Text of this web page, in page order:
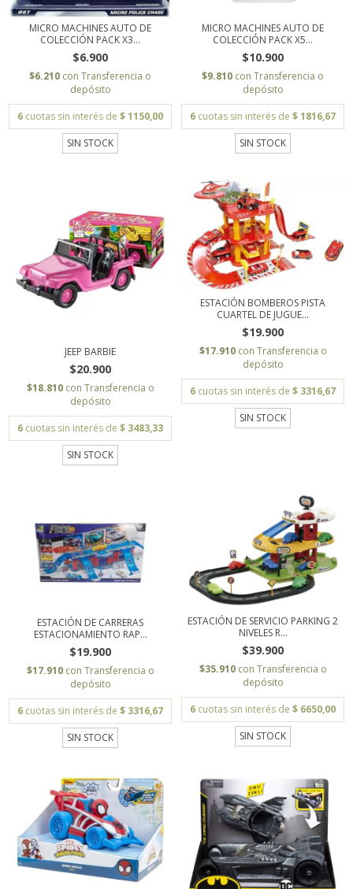
MICRO MACHINES AUTO DE
COLECCIÓN PACK X3...
$6.900
$6.210 con Transferencia o
depósito
6 cuotas sin interés de $ 1150,00
SIN STOCK
MICRO MACHINES AUTO DE
COLECCIÓN PACK X5...
$10.900
$9.810 con Transferencia o
depósito
6 cuotas sin interés de $ 1816,67
SIN STOCK
JEEP BARBIE
$20.900
$18.810 con Transferencia o
depósito
6 cuotas sin interés de $ 3483,33
SIN STOCK
ESTACIÓN BOMBEROS PISTA
CUARTEL DE JUGUE...
$19.900
$17.910 con Transferencia o
depósito
6 cuotas sin interés de $ 3316,67
SIN STOCK
ESTACIÓN DE CARRERAS
ESTACIONAMIENTO RAP...
$19.900
$17.910 con Transferencia o
depósito
6 cuotas sin interés de $ 3316,67
SIN STOCK
ESTACIÓN DE SERVICIO PARKING 2
NIVELES R...
$39.900
$35.910 con Transferencia o
depósito
6 cuotas sin interés de $ 6650,00
SIN STOCK